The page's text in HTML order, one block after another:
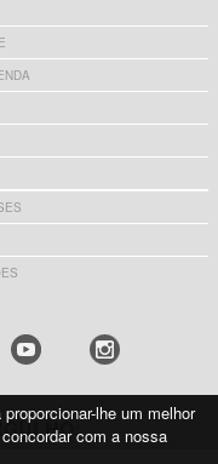
lhe um melhor
com a nossa